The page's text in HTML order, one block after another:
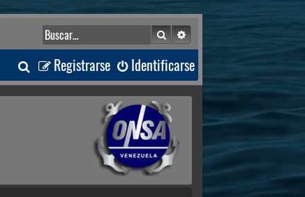
BuscarBúsqueda avanzada
Identificarse
Registrarse
B
u
a